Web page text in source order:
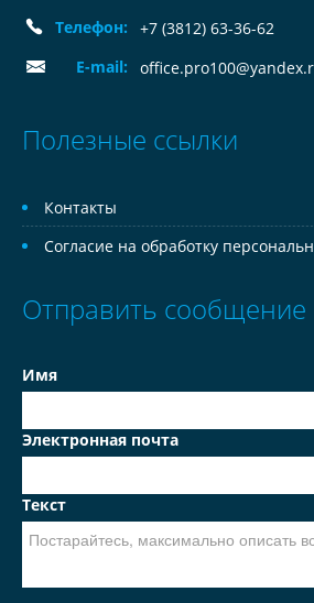
Телефон:
+7 (3812) 63-36-62
E-mail:
Полезные ссылки
Контакты
Согласие на обработку
Отправить сообщение
Имя
Электронная почта
Текст